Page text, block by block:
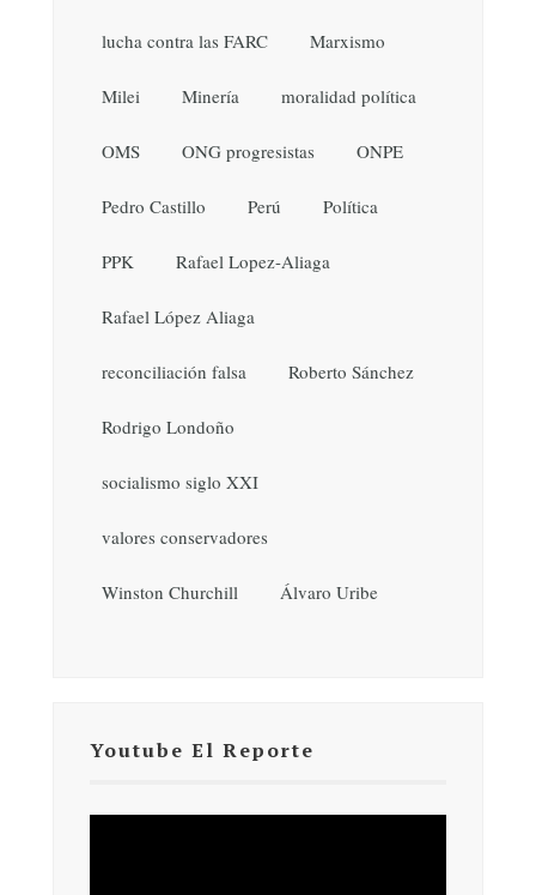
lucha contra las FARC Marxismo
Milei Minería moralidad política
OMS ONG progresistas ONPE
Pedro Castillo Perú Política
PPK Rafael Lopez-Aliaga
Rafael López Aliaga
reconciliación falsa Roberto Sánchez
Rodrigo Londoño
socialismo siglo XXI
valores conservadores
Winston Churchill Álvaro Uribe
Youtube El Reporte